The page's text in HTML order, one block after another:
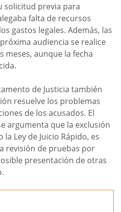
solicitud previa para
falta de recursos
gastos legales. Además, las
audiencia se realice
meses, aunque la fecha
de Justicia también
resuelve los problemas
de los acusados. El
argumenta que la exclusión
Ley de Juicio Rápido, es
revisión de pruebas por
presentación de otras